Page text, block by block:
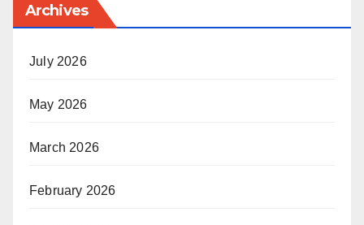
Archives
July 2026
May 2026
March 2026
February 2026